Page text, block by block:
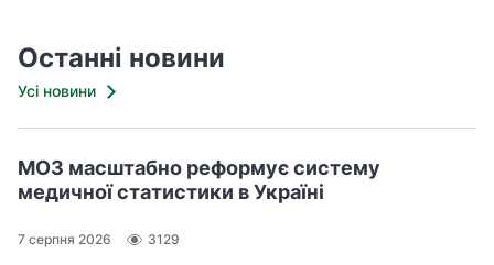
Останні новини
Усі новини
МОЗ масштабно реформує систему
медичної статистики в Україні
7 серпня 2026 3129